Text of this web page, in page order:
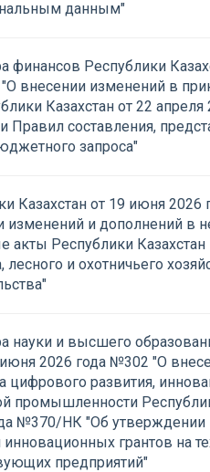
данным"
финансов Республики
внесении изменений в
Казахстан от 22
Правил составления,
запроса"
Казахстан от 19 июня
изменений и дополнений в
акты Республики
и охотничьего
науки и высшего
июня 2026 года №302 "О
цифрового развития,
промышленности
№370/НК "Об
грантов на
предприятий"